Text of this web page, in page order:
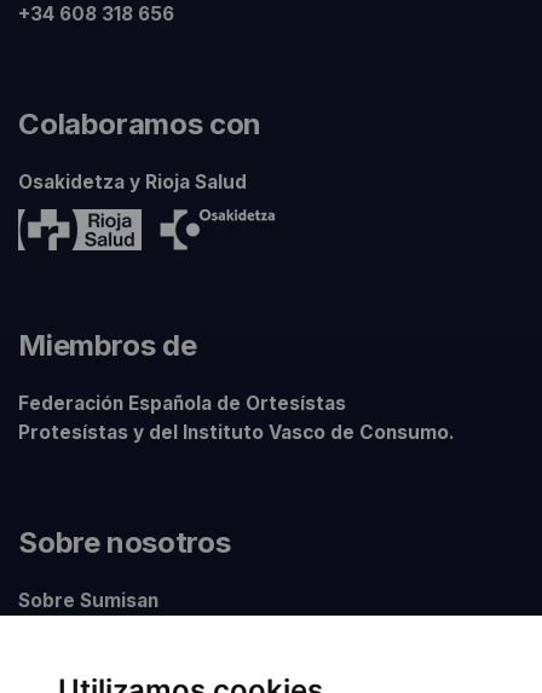
+34 608 318 656
Colaboramos con
Osakidetza y Rioja Salud
Miembros de
Federación Española de Ortesístas
Protesístas y del Instituto Vasco de Consumo.
Sobre nosotros
Sobre Sumisan